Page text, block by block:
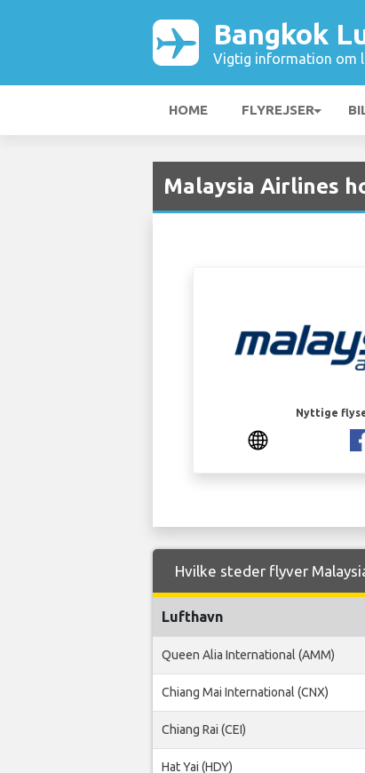
Bangkok
Vigtig information om
HOME FLYREJSER
Malaysia Airlines
Nyttige
Hvilke steder flyver
Lufthavn
Queen Alia International (AMM)
Chiang Mai International (CNX)
Chiang Rai (CEI)
Hat Yai (HDY)